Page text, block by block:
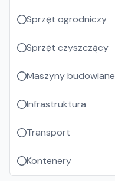
Sprzęt ogrodniczy
Sprzęt czyszczący
Maszyny budowlane
Infrastruktura
Transport
Kontenery